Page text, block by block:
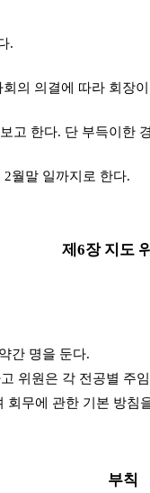
.
의 의결에 따라 회장
고 한다. 단 부득이한
월말 일까지로 한다.
제6장 지도
간 명을 둔다.
위원은 각 전공별 주
회무에 관한 기본 방침
부칙